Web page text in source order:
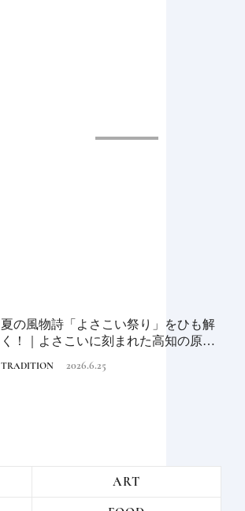
夏の風物詩「よさこい祭り」をひも解
く！｜よさこいに刻まれた高知の原点
TRADITION 2026.6.25
ART